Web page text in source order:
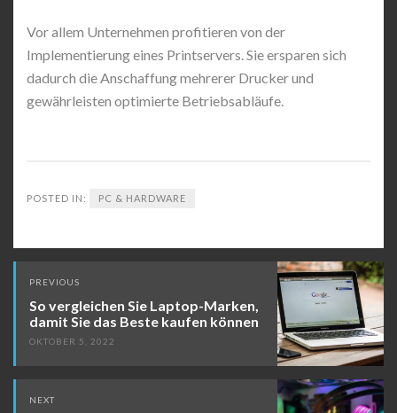
Vor allem Unternehmen profitieren von der
Implementierung eines Printservers. Sie ersparen sich
dadurch die Anschaffung mehrerer Drucker und
gewährleisten optimierte Betriebsabläufe.
POSTED IN: PC & HARDWARE
Post
navigation
PREVIOUS
So vergleichen Sie Laptop-Marken,
damit Sie das Beste kaufen können
OKTOBER 5, 2022
NEXT